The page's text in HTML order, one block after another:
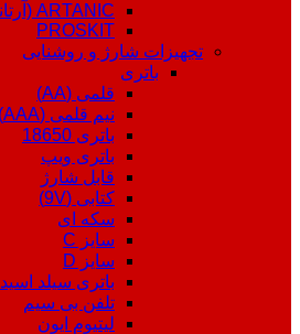
ARTANIC (آرتانیک)
PROSKIT
تجهیزات شارژ و روشنایی
باتری
قلمی (AA)
نیم قلمی (AAA)
باتری 18650
باتری ویپ
قابل شارژ
کتابی (9V)
سکه ای
سایز C
سایز D
باتری سیلد اسید
تلفن بی سیم
لیتیوم ایون